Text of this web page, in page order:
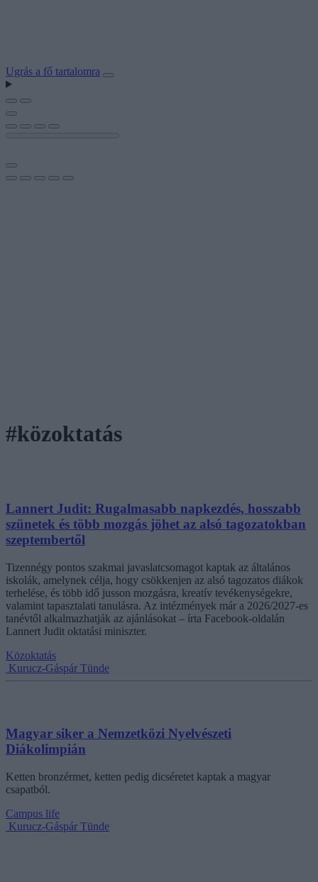
Ugrás a fő tartalomra
#közoktatás
Lannert Judit: Rugalmasabb napkezdés, hosszabb
szünetek és több mozgás jöhet az alsó tagozatokban
szeptembertől
Tizennégy pontos szakmai javaslatcsomagot kaptak az általános
iskolák, amelynek célja, hogy csökkenjen az alsó tagozatos diákok
terhelése, és több idő jusson mozgásra, kreatív tevékenységekre,
valamint tapasztalati tanulásra. Az intézmények már a 2026/2027-es
tanévtől alkalmazhatják az ajánlásokat – írta Facebook-oldalán
Lannert Judit oktatási miniszter.
Közoktatás
Kurucz-Gáspár Tünde
Magyar siker a Nemzetközi Nyelvészeti
Diákolimpián
Ketten bronzérmet, ketten pedig dicséretet kaptak a magyar
csapatból.
Campus life
Kurucz-Gáspár Tünde